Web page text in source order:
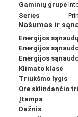
Gaminių grupė
Series
Našumas ir
Energijos
Energijos
Energijos
Klimato klasė
Triukšmo lygis
Ore sklindančio
Įtampa
Dažnis